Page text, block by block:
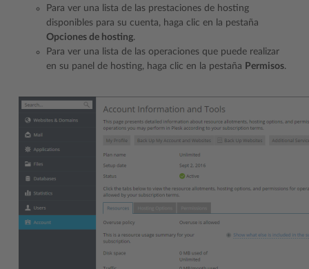
Para ver una lista de las prestaciones de hosting
disponibles para su cuenta, haga clic en la pestaña
Opciones de hosting.
Para ver una lista de las operaciones que puede realizar
en su panel de hosting, haga clic en la pestaña Permisos.